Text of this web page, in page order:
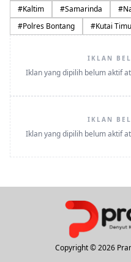
#Kaltim #Samarinda #
#Polres Bontang #Kutai
IKLAN
Iklan yang dipilih belum aktif
IKLAN
Iklan yang dipilih belum aktif
Copyright © 2026